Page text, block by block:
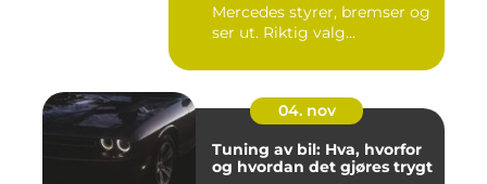
Mercedes styrer, bremser og
ser ut. Riktig valg...
04. nov
Tuning av bil: Hva, hvorfor
og hvordan det gjøres trygt